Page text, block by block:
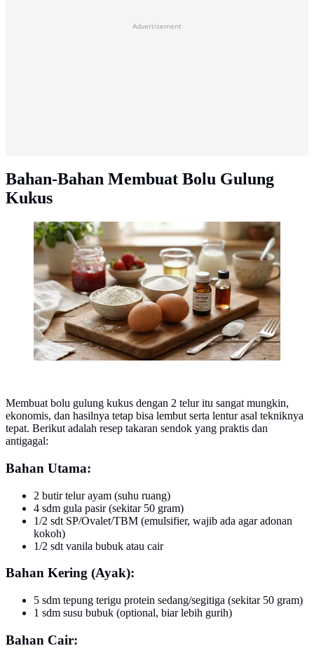
Advertisement
Bahan-Bahan Membuat Bolu Gulung
Kukus
Bahan-bahan membuat bolu gulung kukus 2 telur. [AI
Generated]
Membuat bolu gulung kukus dengan 2 telur itu sangat mungkin,
ekonomis, dan hasilnya tetap bisa lembut serta lentur asal tekniknya
tepat. Berikut adalah resep takaran sendok yang praktis dan
antigagal:
Bahan Utama:
2 butir telur ayam (suhu ruang)
4 sdm gula pasir (sekitar 50 gram)
1/2 sdt SP/Ovalet/TBM (emulsifier, wajib ada agar adonan
kokoh)
1/2 sdt vanila bubuk atau cair
Bahan Kering (Ayak):
5 sdm tepung terigu protein sedang/segitiga (sekitar 50 gram)
1 sdm susu bubuk (optional, biar lebih gurih)
Bahan Cair: